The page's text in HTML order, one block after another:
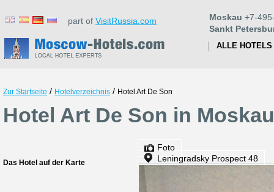
part of VisitRussia.com Moskau +7-
Sankt
ALLE HOTELS
Zur Startseite / Hotelverzeichnis / Hotel Art De Son
Hotel Art De Son in Moskau
Das Hotel auf der Karte
Foto
Leningradsky Prospect 48